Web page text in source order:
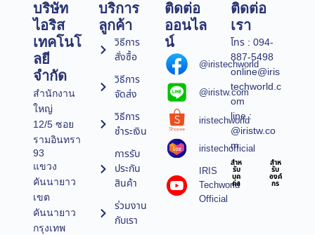
บริษัท
ไอริส
เทคโนโ
ลยี
จำกัด
สำนักงาน
ใหญ่
12/5 ซอย
รามอินทรา
93
แขวง
คันนายาว
เขต
คันนายาว
กรุงเทพ
บริการ
ลูกค้า
วิธีการ
สั่งซื้อ
วิธีการ
จัดส่ง
วิธีการ
ชำระเงิน
การรับ
ประกัน
สินค้า
ร่วมงาน
กับเรา
ติดต่อ
ออนไล
น์
@iristechworld
@iristw.com
iristechworld
iristechofficial
IRIS
Techworld
Official
ติดต่อ
เรา
โทร : 094-
887-5498
online@iris
techworld.c
om
line :
@iristw.co
m
สำห
รับ
บุค
คล
สำห
รับ
องค์
กร